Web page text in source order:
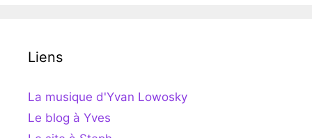
Liens
La musique d'Yvan Lowosky
Le blog à Yves